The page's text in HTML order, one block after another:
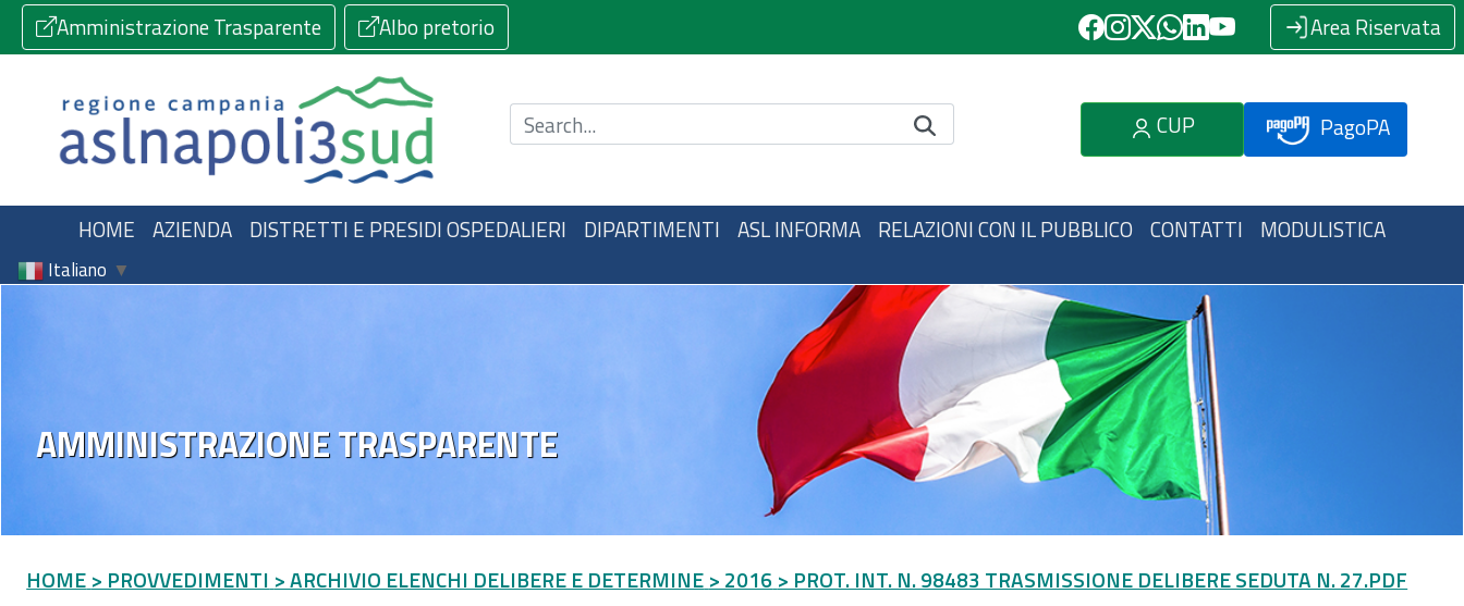
Amministrazione Trasparente Albo pretorio Area Riservata
Cerca nel sito CUP PagoPA
HOME AZIENDA DISTRETTI E PRESIDI OSPEDALIERI DIPARTIMENTI ASL INFORMA RELAZIONI CON IL PUBBLICO CONTATTI MODULISTICA
Italiano ▼
AMMINISTRAZIONE TRASPARENTE
HOME > PROVVEDIMENTI > ARCHIVIO ELENCHI DELIBERE E DETERMINE > 2016 > PROT. INT. N. 98483 TRASMISSIONE DELIBERE SEDUTA N. 27.PDF